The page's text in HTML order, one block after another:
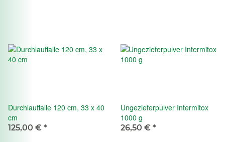
Durchlauffalle 120 cm, 33 x 40
cm
125,00 € *
Ungezieferpulver Intermitox
1000 g
26,50 € *